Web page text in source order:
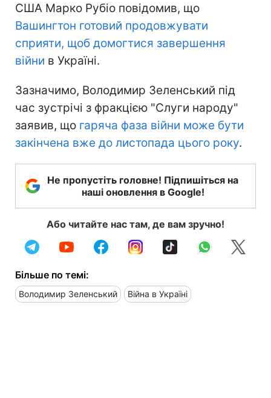
США Марко Рубіо повідомив, що
Вашингтон готовий продовжувати
сприяти, щоб домогтися завершення
війни в Україні.
Зазначимо, Володимир Зеленський під
час зустрічі з фракцією "Слуги народу"
заявив, що гаряча фаза війни може бути
закінчена вже до листопада цього року.
Не пропустіть головне! Підпишіться на
наші оновлення в Google!
Або читайте нас там, де вам зручно!
Більше по темі:
Володимир Зеленський Війна в Україні